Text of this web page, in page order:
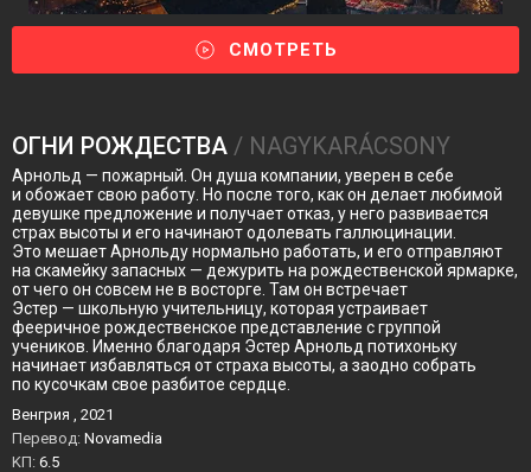
СМОТРЕТЬ
ОГНИ РОЖДЕСТВА / NAGYKARÁCSONY
Арнольд — пожарный. Он душа компании, уверен в себе
и обожает свою работу. Но после того, как он делает любимой
девушке предложение и получает отказ, у него развивается
страх высоты и его начинают одолевать галлюцинации.
Это мешает Арнольду нормально работать, и его отправляют
на скамейку запасных — дежурить на рождественской ярмарке,
от чего он совсем не в восторге. Там он встречает
Эстер — школьную учительницу, которая устраивает
фееричное рождественское представление с группой
учеников. Именно благодаря Эстер Арнольд потихоньку
начинает избавляться от страха высоты, а заодно собрать
по кусочкам свое разбитое сердце.
Венгрия , 2021
Перевод: Novamedia
KП: 6.5